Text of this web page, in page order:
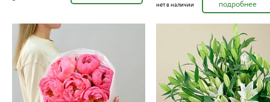
нет в наличии подробнее